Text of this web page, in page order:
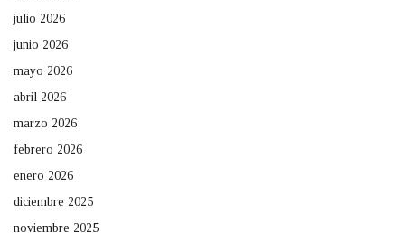
julio 2026
junio 2026
mayo 2026
abril 2026
marzo 2026
febrero 2026
enero 2026
diciembre 2025
noviembre 2025